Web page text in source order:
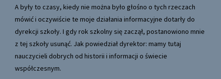
A były to czasy, kiedy nie można było głośno o tych rzeczach
mówić i oczywiście te moje działania informacyjne dotarły do
dyrekcji szkoły. I gdy rok szkolny się zaczął, postanowiono mnie
z tej szkoły usunąć. Jak powiedział dyrektor: mamy tutaj
nauczycieli dobrych od historii i informacji o świecie
współczesnym.